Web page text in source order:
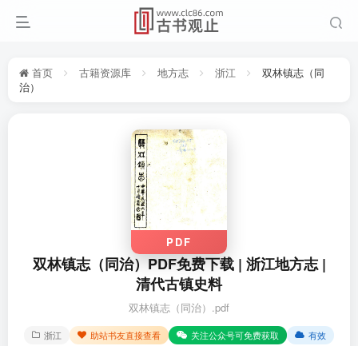
首页 古籍资源库 地方志 浙江
双林镇志（同
治）
PDF
双林镇志（同治）PDF免费下载 | 浙江地方志 |
清代古镇史料
双林镇志（同治）.pdf
浙江 助站书友直接查看 关注公众号可免费获取 有效